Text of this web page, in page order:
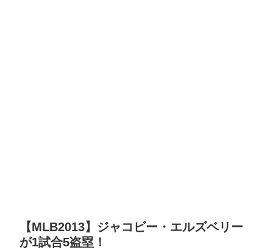
【MLB2013】ジャコビー・エルズベリー
が1試合5盗塁！